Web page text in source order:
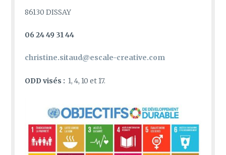
86130 DISSAY
06 24 49 31 44
christine.sitaud@escale-creative.com
ODD visés : 1, 4, 10 et 17.